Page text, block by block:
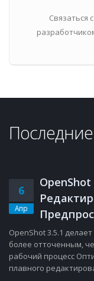
Связаться
Последние
6
Апр
OpenShot 3.5.1
более отточенным,
рабочий процесс
плавного